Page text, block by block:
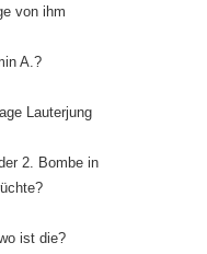
von ihm
A.?
Lauterjung
2. Bombe in
ist die?